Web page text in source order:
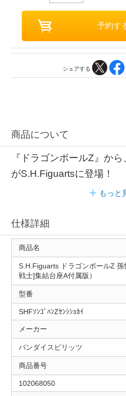
シェアする
商品について
『ドラゴンボールZ』から
がS.H.Figuartsに登場！
もっと
仕様詳細
商品名
S.H.Figuarts ドラゴンボールZ
戦士]集結台座A付属版）
型番
SHFｿﾝｺﾞﾊﾝZｾﾝｼｼｮｶｲ
メーカー
バンダイスピリッツ
商品番号
102068050